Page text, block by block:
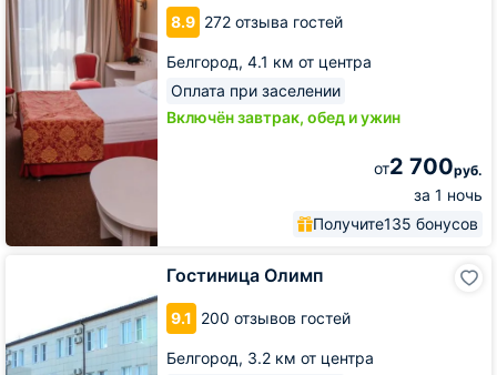
8.9 272 отзыва гостей
Белгород, 4.1 км от центра
Оплата при заселении
Включён завтрак, обед и ужин
от2 700руб.
за 1 ночь
Получите135 бонусов
Гостиница Олимп
9.1 200 отзывов гостей
Белгород, 3.2 км от центра